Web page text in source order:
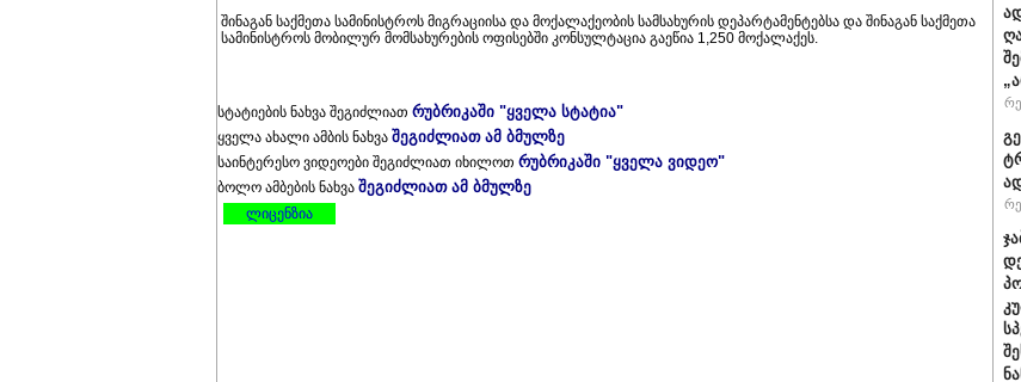
შინაგან საქმეთა სამინისტროს მიგრაციისა და მოქალაქეობის სამსახურის დეპარტამენტებსა და შინაგან საქმეთა
სამინისტროს მობილურ მომსახურების ოფისებში კონსულტაცია გაეწია 1,250 მოქალაქეს.
სტატიების ნახვა შეგიძლიათ რუბრიკაში "ყველა სტატია"
ყველა ახალი ამბის ნახვა შეგიძლიათ ამ ბმულზე
საინტერესო ვიდეოები შეგიძლიათ იხილოთ რუბრიკაში "ყველა ვიდეო"
ბოლო ამბების ნახვა შეგიძლიათ ამ ბმულზე
ლიცენზია